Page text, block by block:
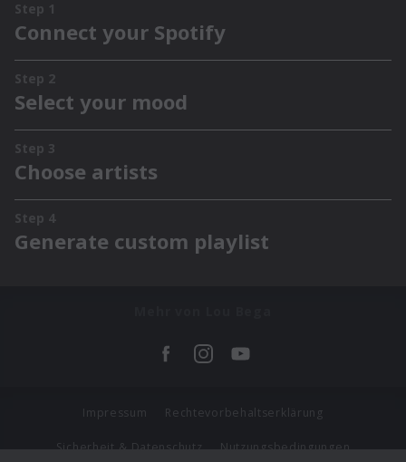
Impressum Rechtevorbehaltserklärung
Sicherheit & Datenschutz Nutzungsbedingungen